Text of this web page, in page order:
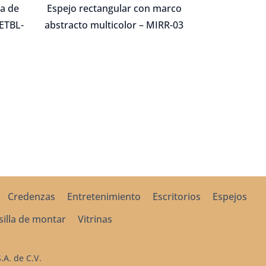
de
$9,500.00.$6,650.00.
Espejo rectangular con marco
abstracto multicolor – MIRR-03
Credenzas Entretenimiento Escritorios
Espejos
de montar Vitrinas
de C.V.